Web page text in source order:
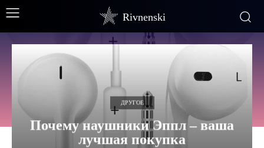
Rivnenski
ДРУГОЕ
Почему наушники Эппл – ваша
лучшая покупка